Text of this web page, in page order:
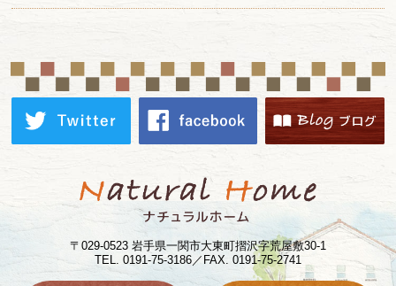
〒029-0523 岩手県一関市大東町摺沢字荒屋敷30-1
TEL. 0191-75-3186／FAX. 0191-75-2741